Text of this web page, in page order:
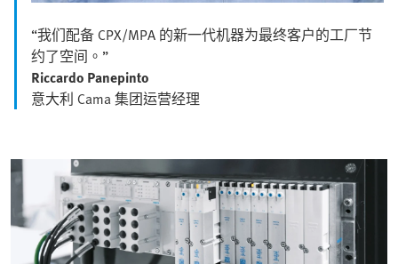
“我们配备 CPX/MPA 的新一代机器为最终客户的工厂节
约了空间。”
Riccardo Panepinto
意大利 Cama 集团运营经理